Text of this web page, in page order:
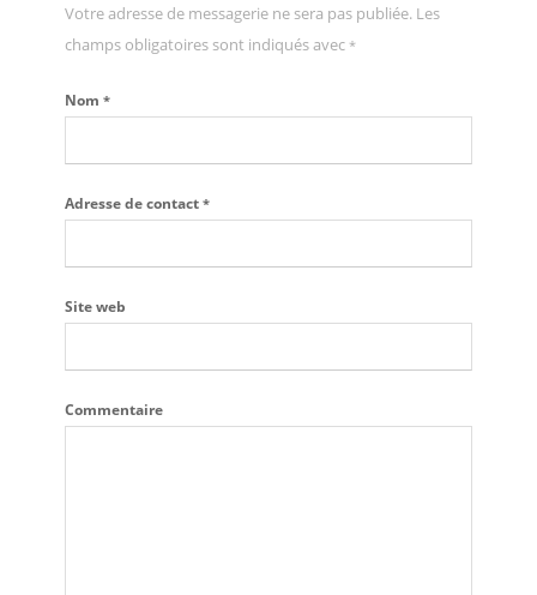
Votre adresse de messagerie ne sera pas publiée. Les
champs obligatoires sont indiqués avec *
Nom *
Adresse de contact *
Site web
Commentaire